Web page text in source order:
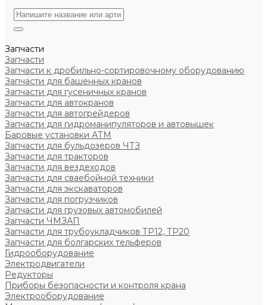
Запчасти
Запчасти
Запчасти к дробильно-сортировочному оборудованию
Запчасти для башенных кранов
Запчасти для гусеничных кранов
Запчасти для автокранов
Запчасти для автогрейдеров
Запчасти для гидроманипуляторов и автовышек
Баровые установки АТМ
Запчасти для бульдозеров ЧТЗ
Запчасти для тракторов
Запчасти для вездеходов
Запчасти для сваебойной техники
Запчасти для экскаваторов
Запчасти для погрузчиков
Запчасти для грузовых автомобилей
Запчасти ЧМЗАП
Запчасти для трубоукладчиков ТР12, ТР20
Запчасти для болгарских тельферов
Гидрооборудование
Электродвигатели
Редукторы
Приборы безопасности и контроля крана
Электрооборудование